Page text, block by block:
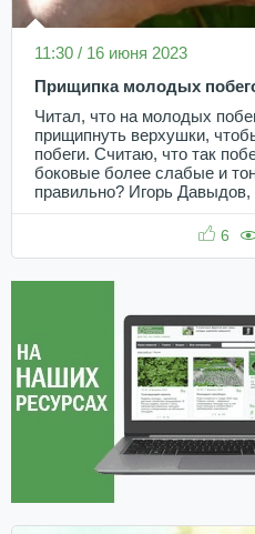
11:30 / 16 июня 2023
Прищипка молодых
Читал, что на молодых
прищипнуть верхушки,
побеги. Считаю, что так
боковые более слабые и
правильно? Игорь Давыдов,
6